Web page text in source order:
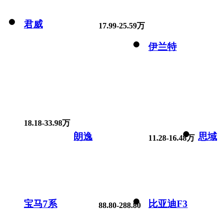
君威 17.99-25.59万
伊兰特
18.18-33.98万
朗逸 11.28-16.48万 思域
宝马7系
88.80-288.80
比亚迪F3